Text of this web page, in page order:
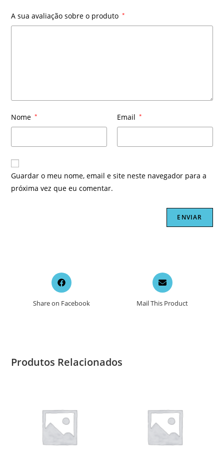
A sua avaliação sobre o produto *
Nome * Email *
Guardar o meu nome, email e site neste navegador para a
próxima vez que eu comentar.
Opens
in
new
Share on Facebook
Opens
in
a
new
Mail This Product
Produtos Relacionados